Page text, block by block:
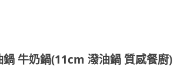
鍋 牛奶鍋(11cm 潑油鍋 質感餐廚)